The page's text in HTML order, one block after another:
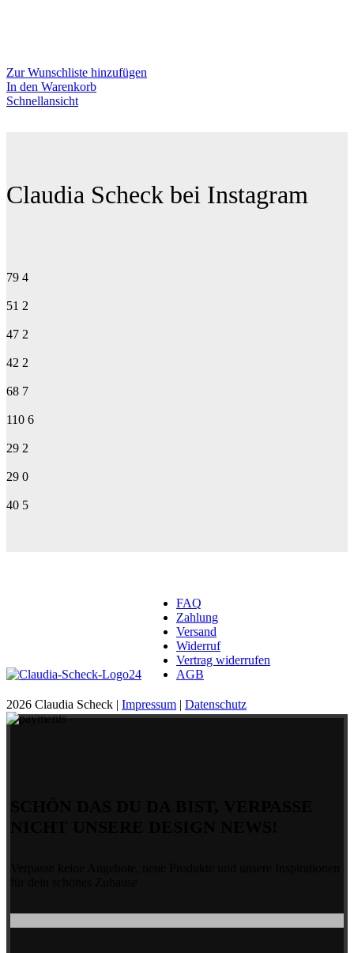
Zur Wunschliste hinzufügen
In den Warenkorb
Schnellansicht
Claudia Scheck bei Instagram
79 4
51 2
47 2
42 2
68 7
110 6
29 2
29 0
40 5
FAQ
Zahlung
Versand
Widerruf
Vertrag widerrufen
AGB
2026 Claudia Scheck | Impressum | Datenschutz